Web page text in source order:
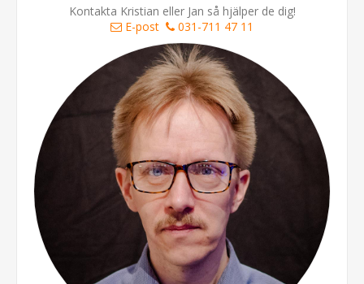
Kontakta Kristian eller Jan så hjälper de dig!
E-post
031-711 47 11